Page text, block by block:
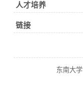
人才培养
链接
东南大学